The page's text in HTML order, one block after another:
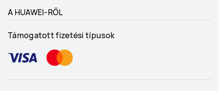
A HUAWEI-RŐL
Támogatott fizetési típusok